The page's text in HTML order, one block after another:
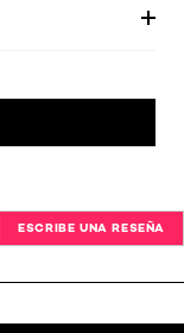
ESCRIBE UNA RESEÑA